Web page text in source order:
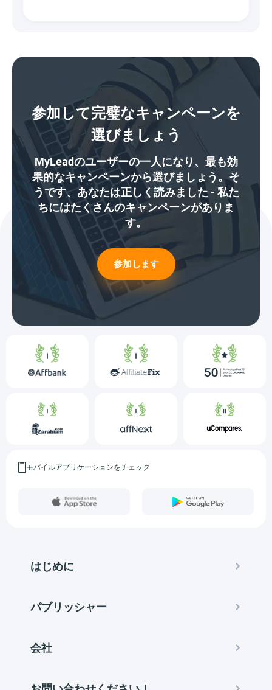
参加して完璧なキャンペーンを
選びましょう
MyLeadのユーザーの一人になり、最も効
果的なキャンペーンから選びましょう。そ
うです、あなたは正しく読みました - 私た
ちにはたくさんのキャンペーンがありま
す。
参加します
モバイルアプリケーションをチェック
はじめに
パブリッシャー
会社